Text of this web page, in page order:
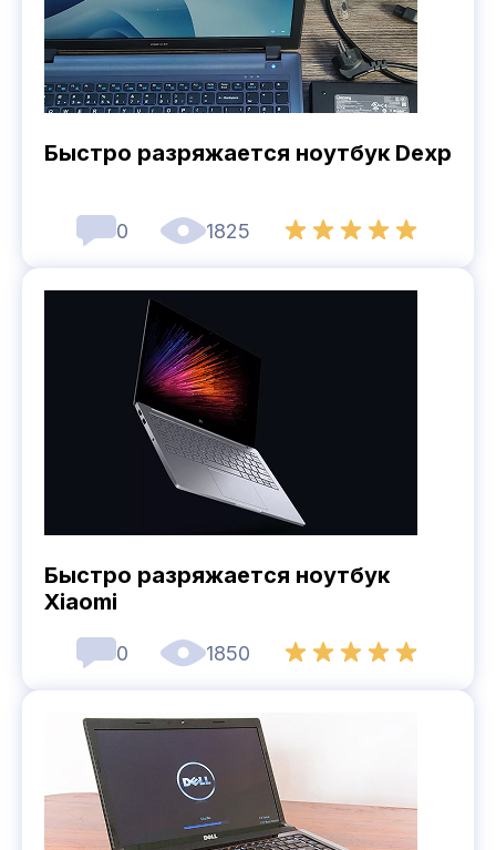
Быстро разряжается ноутбук Dexp
0 1825
Быстро разряжается ноутбук
Xiaomi
0 1850